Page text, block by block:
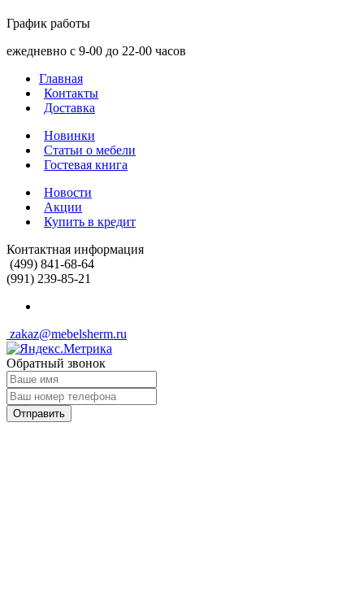
График работы
ежедневно с 9-00 до 22-00 часов
Главная
Контакты
Доставка
Новинки
Статьи о мебели
Гостевая книга
Новости
Акции
Купить в кредит
Контактная информация
(499) 841-68-64
(991) 239-85-21
zakaz@mebelsherm.ru
Обратный звонок
Отправить